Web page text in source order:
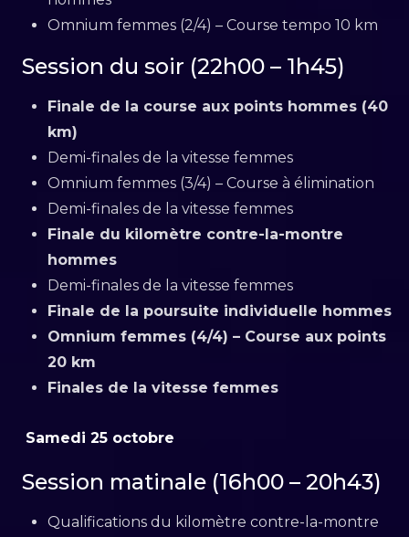
Omnium femmes (2/4) – Course tempo 10 km
Session du soir (22h00 – 1h45)
Finale de la course aux points hommes (40
km)
Demi-finales de la vitesse femmes
Omnium femmes (3/4) – Course à élimination
Demi-finales de la vitesse femmes
Finale du kilomètre contre-la-montre
hommes
Demi-finales de la vitesse femmes
Finale de la poursuite individuelle hommes
Omnium femmes (4/4) – Course aux points
20 km
Finales de la vitesse femmes
Samedi 25 octobre
Session matinale (16h00 – 20h43)
Qualifications du kilomètre contre-la-montre